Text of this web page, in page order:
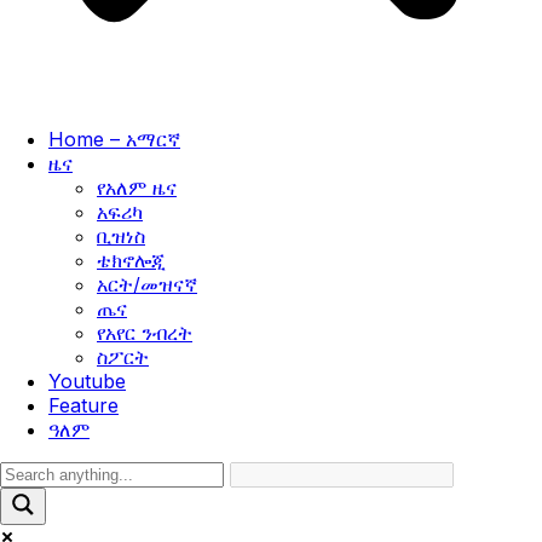
Home – አማርኛ
ዜና
የአለም ዜና
አፍሪካ
ቢዝነስ
ቴክኖሎጂ
አርት/መዝናኛ
ጤና
የአየር ንብረት
ስፖርት
Youtube
Feature
ዓለም